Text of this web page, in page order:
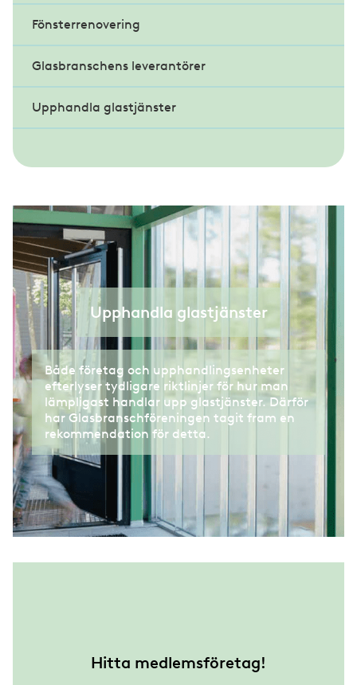
Färglära
Konsten att hänga konst
Råd från en papperskonservator
Fönsterrenovering
Glasbranschens leverantörer
Upphandla glastjänster
Upphandla glastjänster
Både företag och upphandlingsenheter
efterlyser tydligare riktlinjer för hur man
lämpligast handlar upp glastjänster. Därför
har Glasbranschföreningen tagit fram en
rekommendation för detta.
Hitta medlemsföretag!